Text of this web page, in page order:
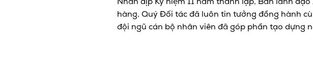
Nhân dịp Kỷ niệm 11 năm thành lập, Ban lãnh
hàng, Quý Đối tác đã luôn tin tưởng đồng hành
đội ngũ cán bộ nhân viên đã góp phần tạo dựng